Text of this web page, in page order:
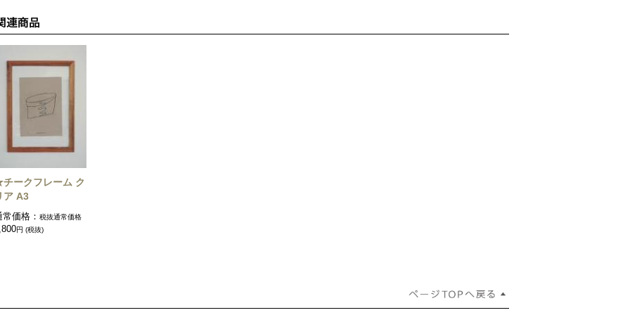
ークフレーム ク
ア A3
常価格： 税抜通常価格
円 (税抜)